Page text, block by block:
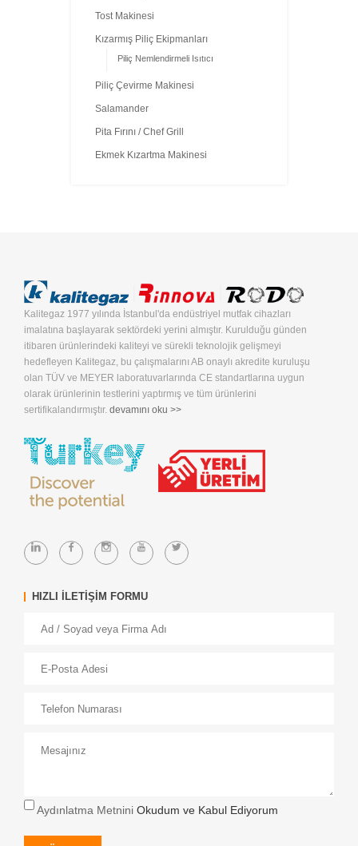
Tost Makinesi
Kızarmış Piliç Ekipmanları
Piliç Nemlendirmeli Isıtıcı
Piliç Çevirme Makinesi
Salamander
Pita Fırını / Chef Grill
Ekmek Kızartma Makinesi
Kalitegaz 1977 yılında İstanbul'da endüstriyel mutfak cihazları
imalatına başlayarak sektördeki yerini almıştır. Kurulduğu günden
itibaren ürünlerindeki kaliteyi ve sürekli teknolojik gelişmeyi
hedefleyen Kalitegaz, bu çalışmalarını AB onaylı akredite kuruluşu
olan TÜV ve MEYER laboratuvarlarında CE standartlarına uygun
olarak ürünlerinin testlerini yaptırmış ve tüm ürünlerini
sertifikalandırmıştır. devamını oku >>
HIZLI İLETİŞİM FORMU
Aydınlatma Metnini Okudum ve Kabul Ediyorum